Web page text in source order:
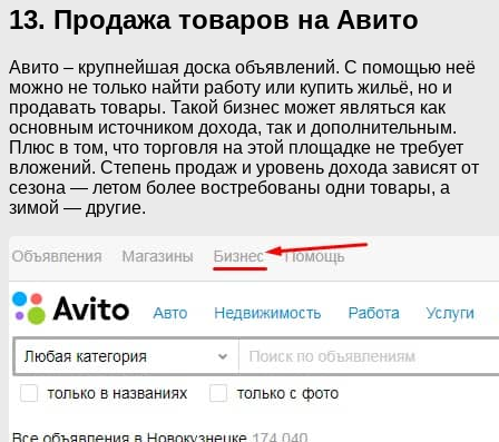
13. Продажа товаров на Авито
Авито – крупнейшая доска объявлений. С помощью неё
можно не только найти работу или купить жильё, но и
продавать товары. Такой бизнес может являться как
основным источником дохода, так и дополнительным.
Плюс в том, что торговля на этой площадке не требует
вложений. Степень продаж и уровень дохода зависят от
сезона — летом более востребованы одни товары, а
зимой — другие.